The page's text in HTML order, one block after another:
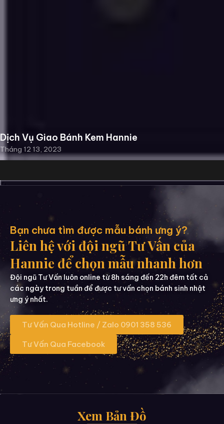
Dịch Vụ Giao Bánh Kem Hannie
Tháng 12 13, 2023
Bạn chưa tìm được mẫu bánh ưng ý?
Liên hệ với đội ngũ Tư Vấn của
Hannie để chọn mẫu nhanh hơn
Đội ngũ Tư Vấn luôn online từ 8h sáng đến 22h đêm tất cả
các ngày trong tuần để được tư vấn chọn bánh sinh nhật
ưng ý nhất.
Tư Vấn Qua Hotline / Zalo 0901 358 536
Tư Vấn Qua Facebook
Xem Bản Đồ